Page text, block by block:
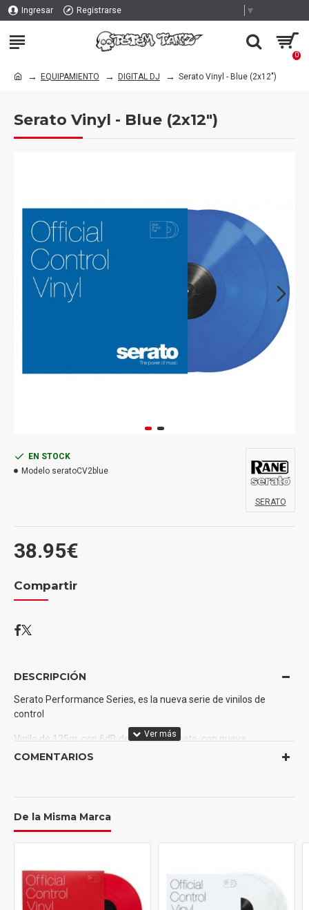
Ingresar Registrarse ▼
0
EQUIPAMIENTO DIGITAL DJ Serato Vinyl - Blue (2x12")
Serato Vinyl - Blue (2x12")
38.95€
EN STOCK
Modelo seratoCV2blue
SERATO
Compartir
DESCRIPCIÓN
Serato Performance Series, es la nueva serie de vinilos de
control
Vinilo de 125gr, con 6dB de mas respuesta, con nueva
fabricacion para mejor calidad y durabilidad
COMENTARIOS
De la Misma Marca